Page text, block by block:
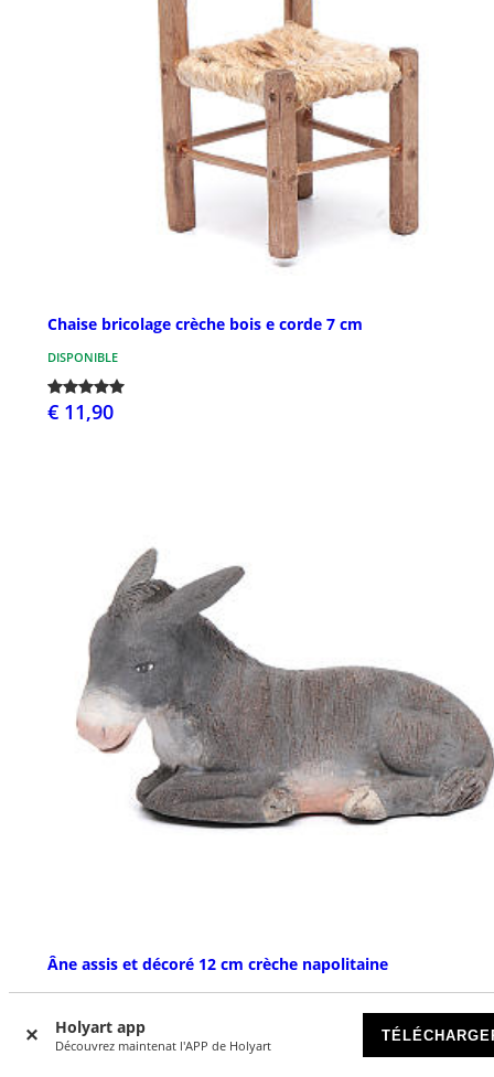
Holyart app
Découvrez maintenat l'APP de Holyart
Chaise bricolage crèche bois e corde 7 cm
DISPONIBLE
€ 11,90
Âne assis et décoré 12 cm crèche napolitaine
DISPONIBLE
€ 25,90